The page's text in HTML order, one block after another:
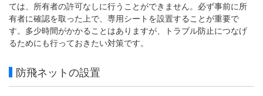
ては、所有者の許可なしに行うことができません。必ず事前に所
有者に確認を取った上で、専用シートを設置することが重要で
す。多少時間がかかることはありますが、トラブル防止につなげ
るためにも行っておきたい対策です。
防飛ネットの設置